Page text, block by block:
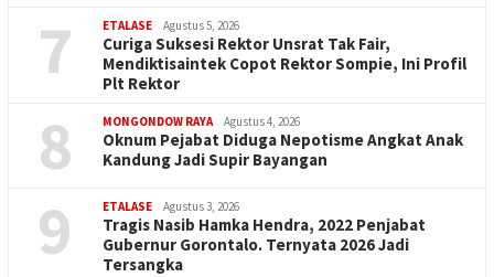
7 ETALASE Agustus 5, 2026
Curiga Suksesi Rektor Unsrat Tak Fair,
Mendiktisaintek Copot Rektor Sompie, Ini Profil
Plt Rektor
8 MONGONDOW RAYA Agustus 4, 2026
Oknum Pejabat Diduga Nepotisme Angkat Anak
Kandung Jadi Supir Bayangan
9 ETALASE Agustus 3, 2026
Tragis Nasib Hamka Hendra, 2022 Penjabat
Gubernur Gorontalo. Ternyata 2026 Jadi
Tersangka